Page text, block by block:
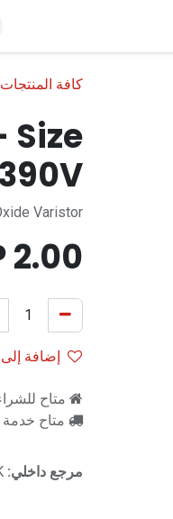
كافة المنتجات
Size
Varistor
2.00
إضافة إلى
متاح
متاح خدمة
مرجع داخلي: